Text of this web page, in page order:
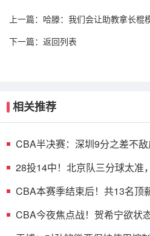
上一篇： 哈滕：我们会让助教拿长棍
下一篇： 返回列表
相关推荐
CBA半决赛：深圳9分之差不
28投14中！北京队三分球太准
CBA本赛季结束后！共13名顶
CBA今夜焦点战！贺希宁欲状